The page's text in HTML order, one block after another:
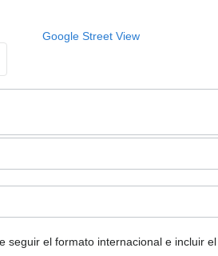
Google Street View
seguir el formato internacional e incluir el